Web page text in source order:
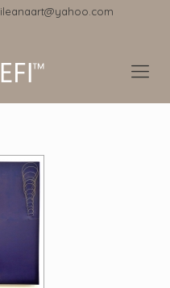
ileanaart@yahoo.com